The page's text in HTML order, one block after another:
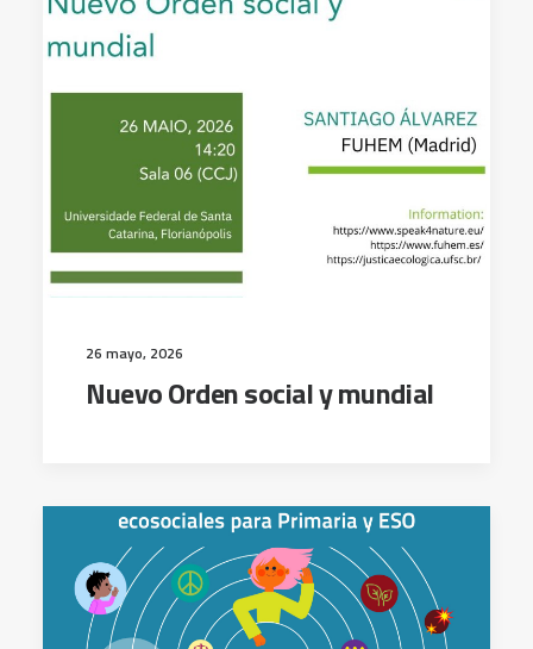
26 mayo, 2026
Nuevo Orden social y mundial